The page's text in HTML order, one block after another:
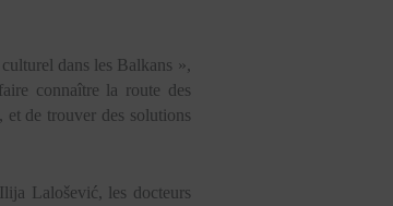
dans les Balkans »,
connaître la route des
de trouver des solutions
Lalošević, les docteurs